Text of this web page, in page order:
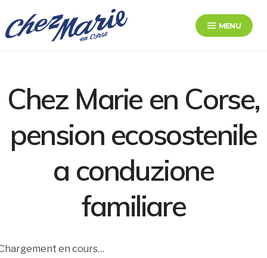
to
content
MENU
Chez Marie en Corse,
pension ecosostenile
a conduzione
familiare
en cours…